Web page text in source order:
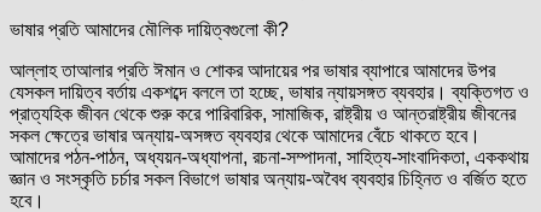
ভাষার প্রতি আমাদের মৌলিক দায়িত্বগুলো কী?
আল্লাহ তাআলার প্রতি ঈমান ও শোকর আদায়ের পর ভাষার ব্যাপারে আমাদের উপর
যেসকল দায়িত্ব বর্তায় একশব্দে বললে তা হচ্ছে, ভাষার ন্যায়সঙ্গত ব্যবহার। ব্যক্তিগত ও
প্রাত্যহিক জীবন থেকে শুরু করে পারিবারিক, সামাজিক, রাষ্ট্রীয় ও আন্তরাষ্ট্রীয় জীবনের
সকল ক্ষেত্রে ভাষার অন্যায়-অসঙ্গত ব্যবহার থেকে আমাদের বেঁচে থাকতে হবে।
আমাদের পঠন-পাঠন, অধ্যয়ন-অধ্যাপনা, রচনা-সম্পাদনা, সাহিত্য-সাংবাদিকতা, এককথায়
জ্ঞান ও সংস্কৃতি চর্চার সকল বিভাগে ভাষার অন্যায়-অবৈধ ব্যবহার চিহ্নিত ও বর্জিত হতে
হবে।